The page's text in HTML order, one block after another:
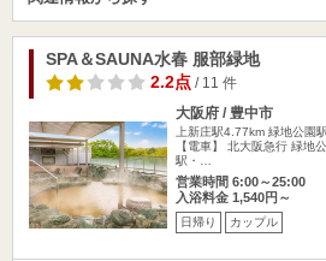
SPA＆SAUNA水春 服部緑地
2.2点/ 11 件
大阪府 / 豊中市
上新庄駅4.77km 緑地公園
【電車】 北大阪急行 緑地
駅・…
営業時間 6:00～25:00
入浴料金 1,540円～
日帰り カップル